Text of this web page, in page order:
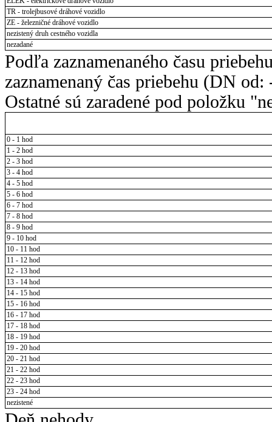
TR - trolejbusové dráhové vozidlo
ZE - železničné dráhové vozidlo
nezistený druh cestného vozidla
nezadané
Podľa zaznamenaného času
zaznamenaný čas priebehu (DN
Ostatné sú zaradené pod položku
0 - 1 hod
1 - 2 hod
2 - 3 hod
3 - 4 hod
4 - 5 hod
5 - 6 hod
6 - 7 hod
7 - 8 hod
8 - 9 hod
9 - 10 hod
10 - 11 hod
11 - 12 hod
12 - 13 hod
13 - 14 hod
14 - 15 hod
15 - 16 hod
16 - 17 hod
17 - 18 hod
18 - 19 hod
19 - 20 hod
20 - 21 hod
21 - 22 hod
22 - 23 hod
23 - 24 hod
nezistené